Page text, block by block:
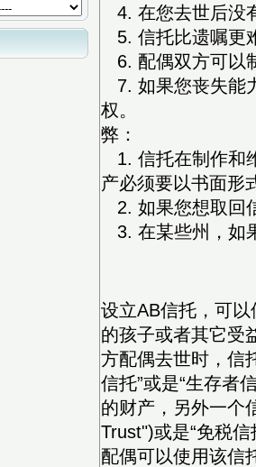
4. 在您去世后没
5. 信托比遗嘱更
6. 配偶双方可以
7. 如果您丧失能
权。
弊：
1. 信托在制作和
产必须要以书面形
2. 如果您想取回
3. 在某些州，如
设立AB信托，可
的孩子或者其它受
方配偶去世时，信
信托”或是“生存者
的财产，另外一个
Trust")或是“免税
配偶可以使用该信